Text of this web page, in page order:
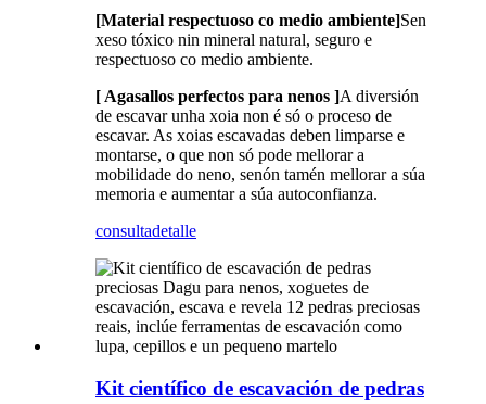
[Material respectuoso co medio ambiente]Sen
xeso tóxico nin mineral natural, seguro e
respectuoso co medio ambiente.
[ Agasallos perfectos para nenos ]A diversión
de escavar unha xoia non é só o proceso de
escavar. As xoias escavadas deben limparse e
montarse, o que non só pode mellorar a
mobilidade do neno, senón tamén mellorar a súa
memoria e aumentar a súa autoconfianza.
consultadetalle
Kit científico de escavación de pedras